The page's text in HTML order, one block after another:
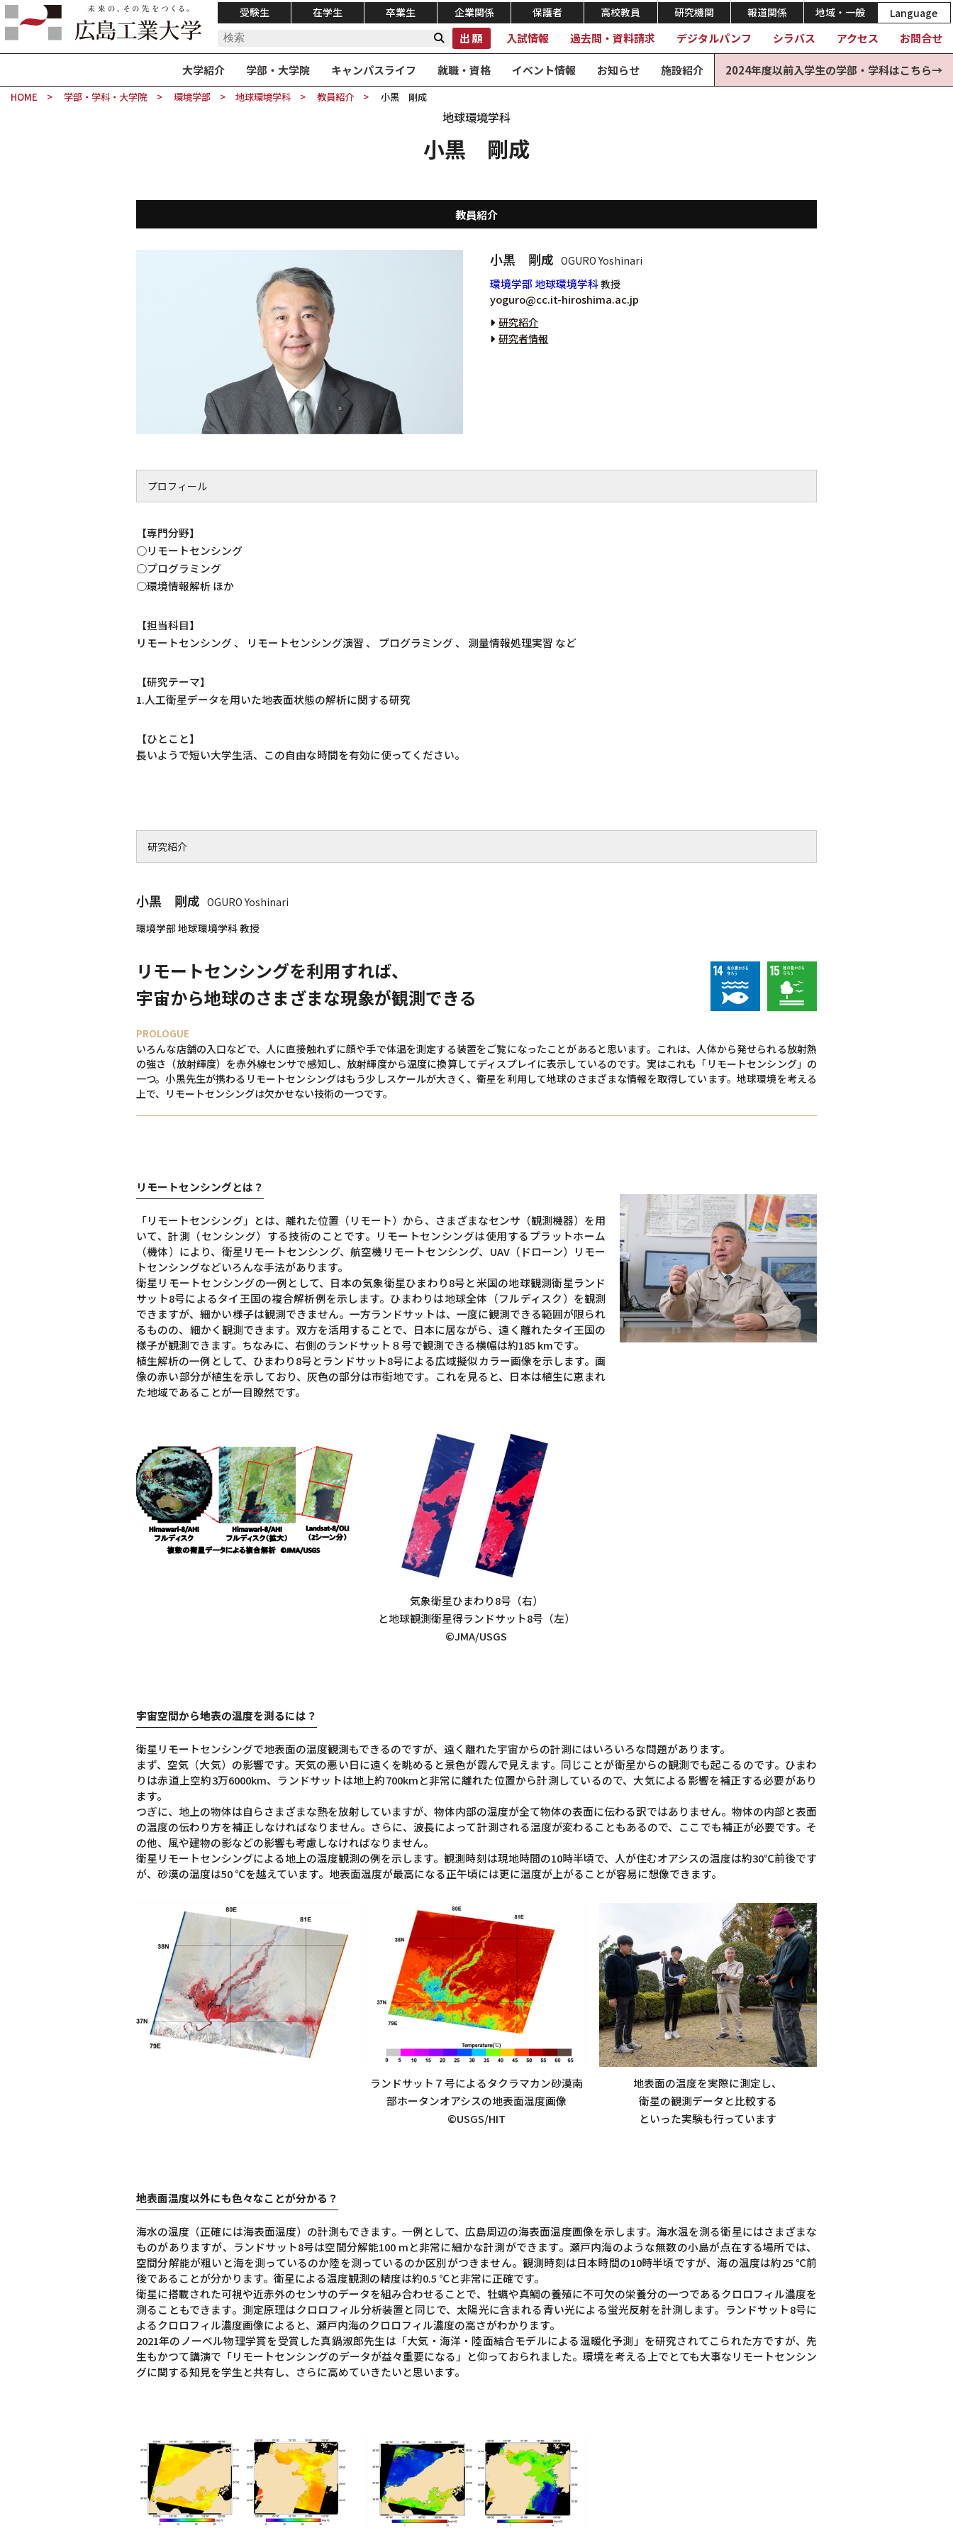
受験生 在学生 卒業生 企業関係 保護者 高校教員 研究機関 報道関係 地域・一般 Language
出願 入試情報 過去問・資料請求 デジタルパンフ シラバス アクセス お問合せ
大学紹介 学部・大学院 キャンパスライフ 就職・資格 イベント情報 お知らせ 施設紹介 2024年度以前入学生の学部・学科はこちら→
HOME 学部・学科・大学院 環境学部 地球環境学科 教員紹介 小黒 剛成
地球環境学科
小黒 剛成
教員紹介
小黒 剛成 OGURO Yoshinari
環境学部 地球環境学科教授
yoguro@cc.it-hiroshima.ac.jp
研究紹介
研究者情報
プロフィール
【専門分野】
○リモートセンシング
○プログラミング
○環境情報解析 ほか
【担当科目】
リモートセンシング 、 リモートセンシング演習 、 プログラミング 、 測量情報処理実習 など
【研究テーマ】
1.人工衛星データを用いた地表面状態の解析に関する研究
【ひとこと】
長いようで短い大学生活、この自由な時間を有効に使ってください。
研究紹介
小黒 剛成 OGURO Yoshinari
環境学部 地球環境学科 教授
リモートセンシングを利用すれば、
宇宙から地球のさまざまな現象が観測できる
PROLOGUE
いろんな店舗の入口などで、人に直接触れずに顔や手で体温を測定する装置をご覧になったことがあると思います。これは、人体から発せられる放射熱
の強さ（放射輝度）を赤外線センサで感知し、放射輝度から温度に換算してディスプレイに表示しているのです。実はこれも「リモートセンシング」の
一つ。小黒先生が携わるリモートセンシングはもう少しスケールが大きく、衛星を利用して地球のさまざまな情報を取得しています。地球環境を考える
上で、リモートセンシングは欠かせない技術の一つです。
リモートセンシングとは？
「リモートセンシング」とは、離れた位置（リモート）から、さまざまなセンサ（観測機器）を用
いて、計測（センシング）する技術のことです。リモートセンシングは使用するプラットホーム
（機体）により、衛星リモートセンシング、航空機リモートセンシング、UAV（ドローン）リモー
トセンシングなどいろんな手法があります。
衛星リモートセンシングの一例として、日本の気象衛星ひまわり8号と米国の地球観測衛星ランド
サット8号によるタイ王国の複合解析例を示します。ひまわりは地球全体（フルディスク）を観測
できますが、細かい様子は観測できません。一方ランドサットは、一度に観測できる範囲が限られ
るものの、細かく観測できます。双方を活用することで、日本に居ながら、遠く離れたタイ王国の
様子が観測できます。ちなみに、右側のランドサット８号で観測できる横幅は約185 kmです。
植生解析の一例として、ひまわり8号とランドサット8号による広域擬似カラー画像を示します。画
像の赤い部分が植生を示しており、灰色の部分は市街地です。これを見ると、日本は植生に恵まれ
た地域であることが一目瞭然です。
気象衛星ひまわり8号（右）
と地球観測衛星得ランドサット8号（左）
©JMA/USGS
宇宙空間から地表の温度を測るには？
衛星リモートセンシングで地表面の温度観測もできるのですが、遠く離れた宇宙からの計測にはいろいろな問題があります。
まず、空気（大気）の影響です。天気の悪い日に遠くを眺めると景色が霞んで見えます。同じことが衛星からの観測でも起こるのです。ひまわ
りは赤道上空約3万6000km、ランドサットは地上約700kmと非常に離れた位置から計測しているので、大気による影響を補正する必要があり
ます。
つぎに、地上の物体は自らさまざまな熱を放射していますが、物体内部の温度が全て物体の表面に伝わる訳ではありません。物体の内部と表面
の温度の伝わり方を補正しなければなりません。さらに、波長によって計測される温度が変わることもあるので、ここでも補正が必要です。そ
の他、風や建物の影などの影響も考慮しなければなりません。
衛星リモートセンシングによる地上の温度観測の例を示します。観測時刻は現地時間の10時半頃で、人が住むオアシスの温度は約30℃前後です
が、砂漠の温度は50 ℃を越えています。地表面温度が最高になる正午頃には更に温度が上がることが容易に想像できます。
ランドサット７号によるタクラマカン砂漠南
部ホータンオアシスの地表面温度画像
©USGS/HIT
地表面の温度を実際に測定し、
衛星の観測データと比較する
といった実験も行っています
地表面温度以外にも色々なことが分かる？
海水の温度（正確には海表面温度）の計測もできます。一例として、広島周辺の海表面温度画像を示します。海水温を測る衛星にはさまざまな
ものがありますが、ランドサット8号は空間分解能100 mと非常に細かな計測ができます。瀬戸内海のような無数の小島が点在する場所では、
空間分解能が粗いと海を測っているのか陸を測っているのか区別がつきません。観測時刻は日本時間の10時半頃ですが、海の温度は約25 ℃前
後であることが分かります。衛星による温度観測の精度は約0.5 ℃と非常に正確です。
衛星に搭載された可視や近赤外のセンサのデータを組み合わせることで、牡蠣や真鯛の養殖に不可欠の栄養分の一つであるクロロフィル濃度を
測ることもできます。測定原理はクロロフィル分析装置と同じで、太陽光に含まれる青い光による蛍光反射を計測します。ランドサット8号に
よるクロロフィル濃度画像によると、瀬戸内海のクロロフィル濃度の高さがわかります。
2021年のノーベル物理学賞を受賞した真鍋淑郎先生は「大気・海洋・陸面結合モデルによる温暖化予測」を研究されてこられた方ですが、先
生もかつて講演で「リモートセンシングのデータが益々重要になる」と仰っておられました。環境を考える上でとても大事なリモートセンシン
グに関する知見を学生と共有し、さらに高めていきたいと思います。